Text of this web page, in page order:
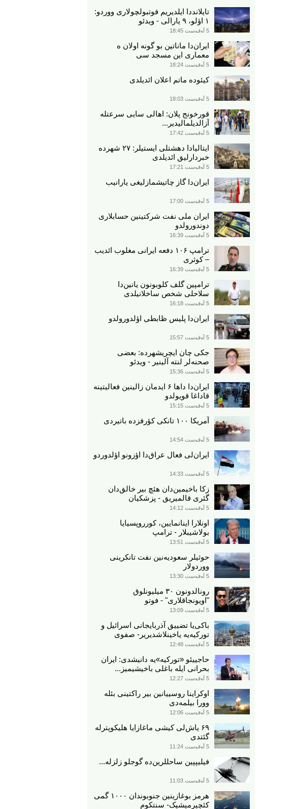
تایلانددا ایلدیریم فوتبولچولاری ووردو:
۱ اؤلو، ۹ یارالی - ویدئو
5 آوقوست 18:45
ایران‌دا ماناتین بو گونه اولان ه
معماری این مسجد سی
5 آوقوست 18:24
کیئوده ماتم اعلان ائدیلدی
5 آوقوست 18:03
قورخونج پلان: اهالی سایی سرعتله
آزالدیلمالیدیر...
5 آوقوست 17:42
ایتالیادا دهشتلی ایستیلر: ۲۷ شهرده
خبردارلیق ائدیلدی
5 آوقوست 17:21
ایران‌دا گاز چاتیشمازلیغی یارانیب
5 آوقوست 17:00
ایران ملی نفت شرکتینین حسابلاری
دوندورولدو
5 آوقوست 16:39
ترامپ ۱۰۶ دفعه ایرانی مغلوب ائدیب
– کوثری
5 آوقوست 16:39
ترامپین گلف کلوبونون یانین‌دا
سلاحلی شخص ساخلانیلدی
5 آوقوست 16:18
ایران‌دا پلیس ظابطی اؤلدورولدو
5 آوقوست 15:57
جکی چان ایچریشهرده: بعضی
صحنه‌لر لنته آلینیر - ویدئو
5 آوقوست 15:36
ایران‌دا داها ۶ ایدمان زالینین فعالیتینه
قاداغا قویولدو
5 آوقوست 15:15
آمریکا ۱۰۰ تانکی کؤرفزده باتیردی
5 آوقوست 14:54
ایران‌لی فعال عراق‌دا اؤزونو اؤلدوردو
5 آوقوست 14:33
زکا باخیمین‌دان هئچ بیر خالق‌دان
گئری قالمیریق - پزشکیان
5 آوقوست 14:12
اونلارا اینانمایین، کورروپسیایا
بولاشیبلار - ترامپ
5 آوقوست 13:51
حوثیلر سعودیه‌نین نفت تانکرینی
ووردولار
5 آوقوست 13:30
رونالدونون ۳۰ میلیونلوق
"اویونجاقلاری" - فوتو
5 آوقوست 13:09
باکی‌یا تضییق آذربایجانی اسرائیل و
تورکیه‌یه یاخینلاشدیریر- صفوی
5 آوقوست 12:48
حاجییئو «تورکیه»یه دانیشدی: ایران
بحرانی ایله باغلی باخیشیمیز...
5 آوقوست 12:27
اوکراینا روسییانین بیر راکتینی بئله
وورا بیلمه‌دی
5 آوقوست 12:06
۶۹ یاش‌لی کیشی ماغازایا هلیکوپترله
گئتدی
5 آوقوست 11:24
فیلیپپین ساحللرین‌ده گوجلو زلزله...
5 آوقوست 11:03
هرمز بوغازینین جنوبوندان ۱۰۰۰ گمی
کئچیرمیشیک- سنتکوم